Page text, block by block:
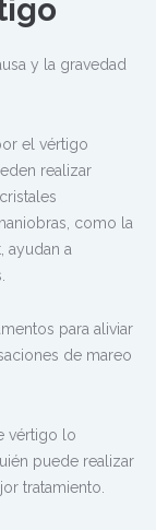
y la gravedad
el vértigo
realizar
como la
ayudan a
para aliviar
de mareo
vértigo lo
puede realizar
tratamiento.